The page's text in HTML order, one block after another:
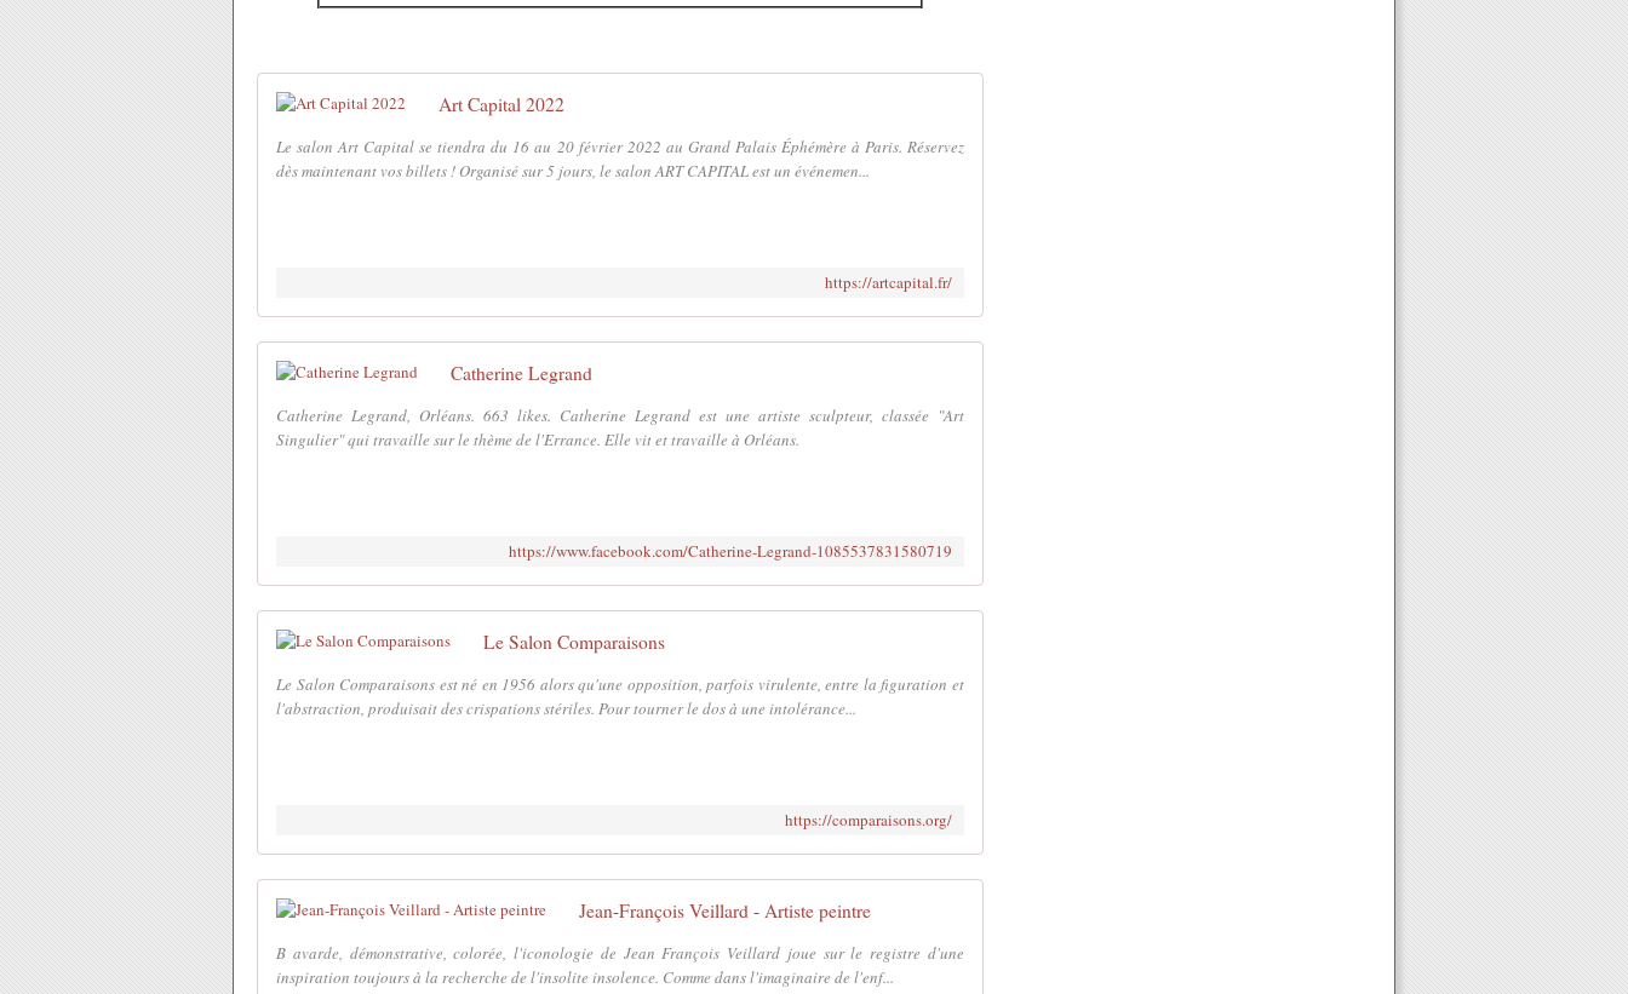
Art Capital 2022
Le salon Art Capital se tiendra du 16 au 20 février 2022 au Grand Palais Éphémère à Paris. Réservez
dès maintenant vos billets ! Organisé sur 5 jours, le salon ART CAPITAL est un événemen...
https://artcapital.fr/
Catherine Legrand
Catherine Legrand, Orléans. 663 likes. Catherine Legrand est une artiste sculpteur, classée "Art
Singulier" qui travaille sur le thème de l'Errance. Elle vit et travaille à Orléans.
https://www.facebook.com/Catherine-Legrand-1085537831580719
Le Salon Comparaisons
Le Salon Comparaisons est né en 1956 alors qu'une opposition, parfois virulente, entre la figuration et
l'abstraction, produisait des crispations stériles. Pour tourner le dos à une intolérance...
https://comparaisons.org/
Jean-François Veillard - Artiste peintre
B avarde, démonstrative, colorée, l'iconologie de Jean François Veillard joue sur le registre d'une
inspiration toujours à la recherche de l'insolite insolence. Comme dans l'imaginaire de l'enf...